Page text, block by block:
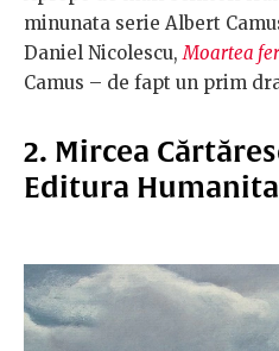
minunata serie Albert
Daniel Nicolescu, Moartea
Camus – de fapt un prim
2. Mircea
Editura